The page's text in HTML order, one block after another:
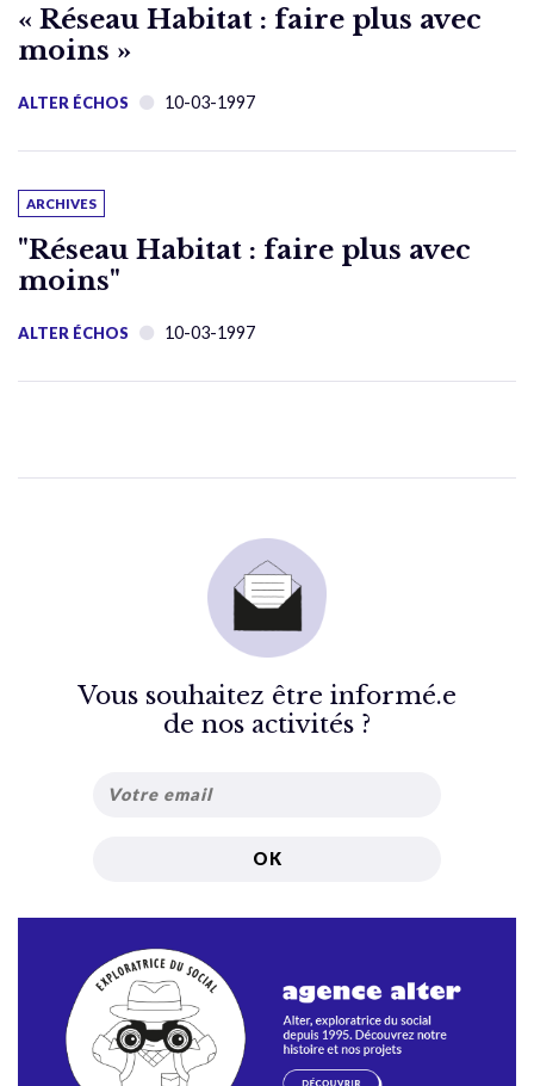
« Réseau Habitat : faire plus avec
moins »
ALTER ÉCHOS 10-03-1997
ARCHIVES
"Réseau Habitat : faire plus avec
moins"
ALTER ÉCHOS 10-03-1997
Vous souhaitez être informé.e
de nos activités ?